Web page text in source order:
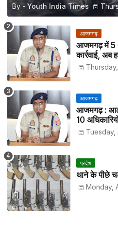
By - Youth India Times
आजमगढ़
आजमगढ़ में 5
कार्रवाई, अब
हाजिरी
आजमगढ़
आजमगढ़ : आठ
10
Tuesday,
प्रदेश
थाने के पीछे
Monday,